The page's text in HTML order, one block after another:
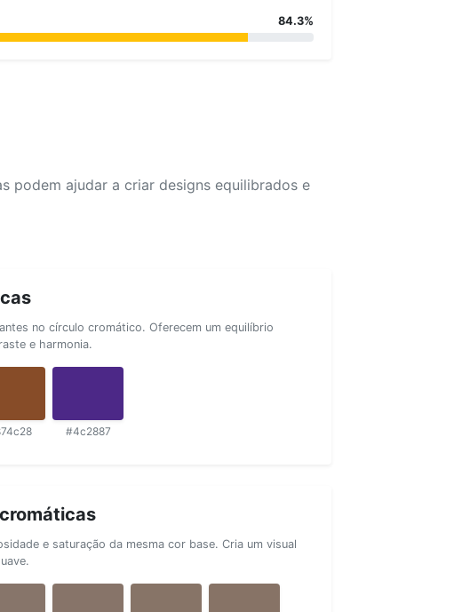
84.3%
podem ajudar a criar designs equilibrados e
no círculo cromático. Oferecem um equilíbrio
e harmonia.
#4c2887
e saturação da mesma cor base. Cria um visual